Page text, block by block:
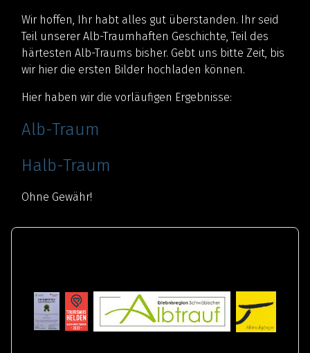
Wir hoffen, Ihr habt alles gut überstanden. Ihr seid
Teil unserer Alb-Traumhaften Geschichte, Teil des
härtesten Alb-Traums bisher. Gebt uns bitte Zeit, bis
wir hier die ersten Bilder hochladen können.
Hier haben wir die vorläufigen Ergebnisse:
Alb-Traum
Halb-Traum
Ohne Gewähr!